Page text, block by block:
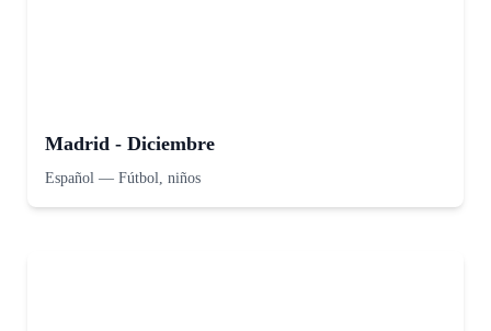
Madrid - Diciembre
Español — Fútbol, niños